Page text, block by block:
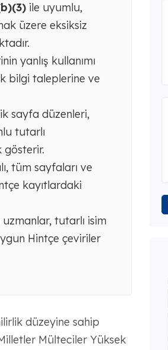
ile uyumlu,
üzere eksiksiz
yanlış kullanımı
bilgi taleplerine ve
sayfa düzenleri,
tutarlı
gösterir.
tüm sayfaları ve
kayıtlardaki
tutarlı isim
Hintçe çeviriler
düzeyine sahip
Mülteciler Yüksek